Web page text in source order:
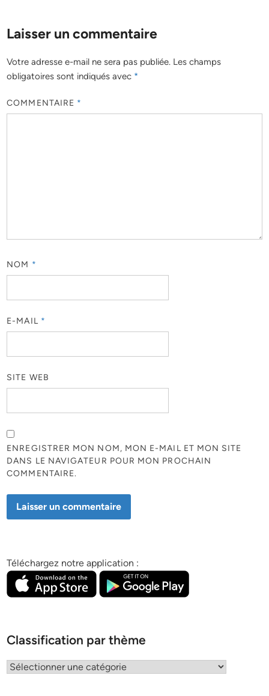
Laisser un commentaire
Votre adresse e-mail ne sera pas publiée. Les champs
obligatoires sont indiqués avec *
COMMENTAIRE *
NOM *
E-MAIL *
SITE WEB
ENREGISTRER MON NOM, MON E-MAIL ET MON SITE
DANS LE NAVIGATEUR POUR MON PROCHAIN
COMMENTAIRE.
Téléchargez notre application :
Classification par thème
Classification